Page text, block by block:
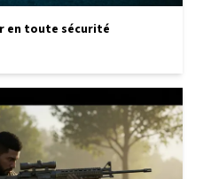
en toute sécurité